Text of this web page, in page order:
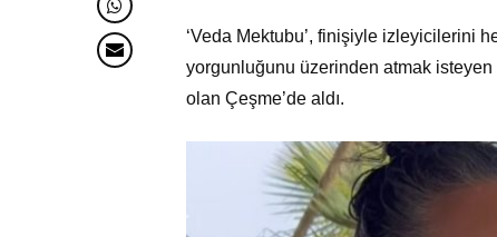
‘Veda Mektubu’, finişiyle izleyicilerini
yorgunluğunu üzerinden atmak
olan Çeşme’de aldı.